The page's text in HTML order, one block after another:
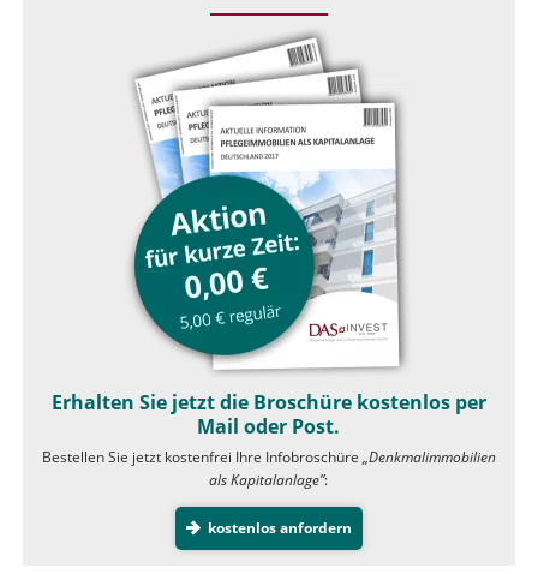
Erhalten Sie jetzt die Broschüre kostenlos per
Mail oder Post.
Bestellen Sie jetzt kostenfrei Ihre Infobroschüre „Denkmalimmobilien
als Kapitalanlage”:
kostenlos anfordern